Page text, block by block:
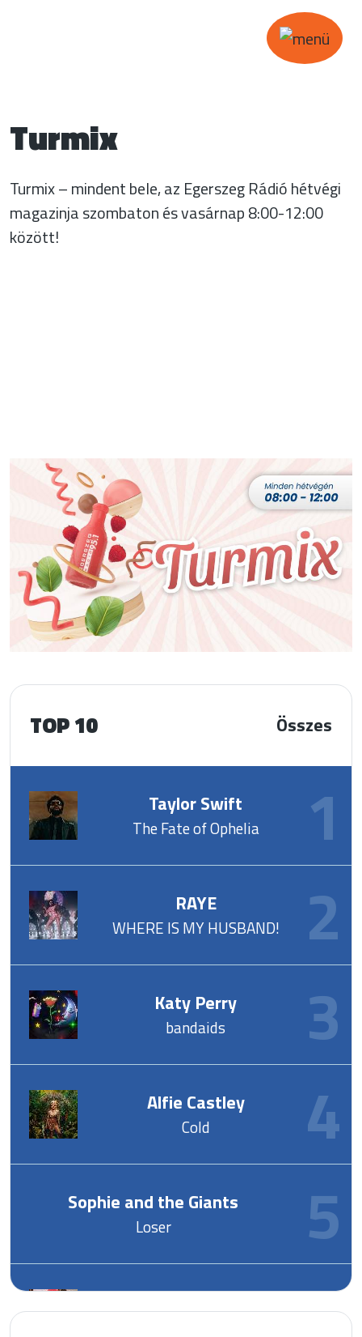
Turmix
Turmix – mindent bele, az Egerszeg Rádió hétvégi
magazinja szombaton és vasárnap 8:00-12:00
között!
TOP 10 Összes
Taylor Swift
The Fate of Ophelia
RAYE
WHERE IS MY HUSBAND!
Katy Perry
bandaids
Alfie Castley
Cold
Sophie and the Giants
Loser